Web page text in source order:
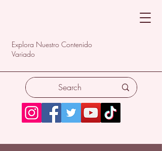
Explora Nuestro Contenido
Variado